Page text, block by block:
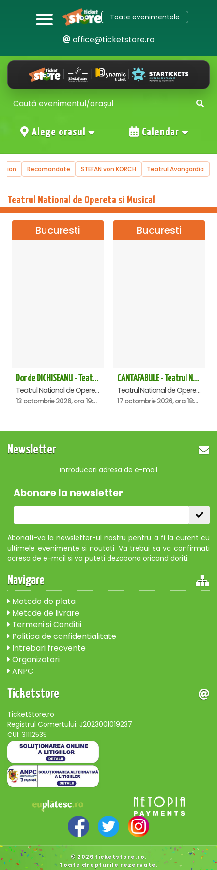
Toate evenimentele
office@ticketstore.ro
Alege orasul Calendar
Recomandate STEFAN von KORCH Teatrul Avangardia
Teatrul National de Opereta si Musical
Bucuresti
Dor de DICHISEANU - Teatrul Național de Operetă și Musical „Ion Dacian"
Teatrul National de Opereta si Musical Ion Dacian, Bucuresti
13 octombrie 2026, ora 19:00
Bucuresti
CANTAFABULE - Teatrul National de Opereta si Musical
Teatrul National de Opereta si Musical Ion Dacian, Bucuresti
17 octombrie 2026, ora 18:00
Newsletter
Introduceti adresa de e-mail
Abonare la newsletter
Abonati-va la newsletter-ul nostru pentru a fi la curent cu
ultimele evenimente si noutati. Va trebui sa va confirmati
adresa de e-mail si va puteti dezabona oricand doriti.
Navigare
Metode de plata
Metode de livrare
Termeni si Conditii
Politica de confidentialitate
Intrebari frecvente
Organizatori
ANPC
Ticketstore
TicketStore.ro
Registrul Comertului: J2023001019237
CUI: 31112535
© 2026 ticketstore.ro.
Toate drepturile rezervate.